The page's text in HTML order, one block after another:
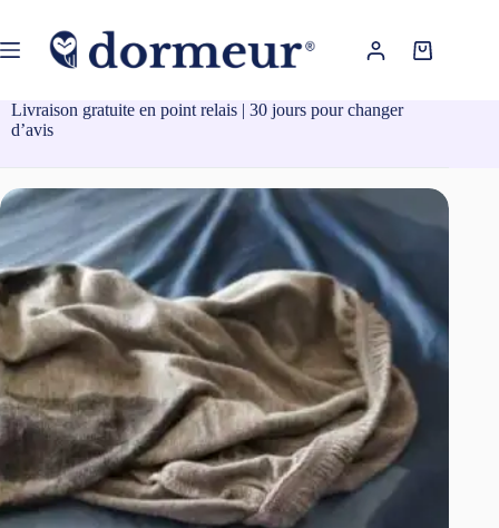
contenu
Panier
Livraison gratuite en point relais | 30 jours pour changer
d’avis